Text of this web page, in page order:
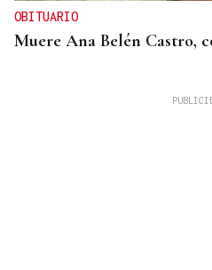
OBITUARIO
Muere Ana Belén Castro,